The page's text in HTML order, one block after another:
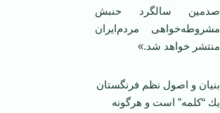
صدمین‌ سالگرد حنبش‌
مشروطه‌خواهی‌ مردم‌ایران‌
منتشر خواهد شد.»
بنیان‌ و اصول‌ نظم‌ فرنگستان‌
یك‌ “كلمه‌” است‌ و هرگونه